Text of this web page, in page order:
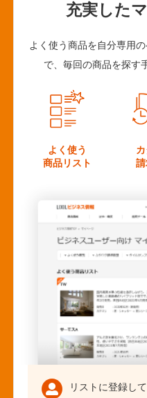
充実した
よく使う商品を自分専用
で、毎回の商品を探す
よく使う
商品リスト
リストに登録し